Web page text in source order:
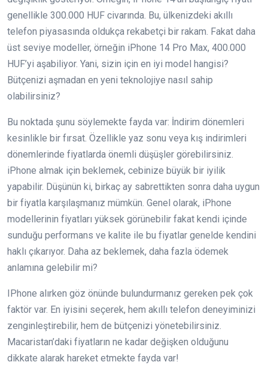
genellikle 300.000 HUF civarında. Bu, ülkenizdeki akıllı
telefon piyasasında oldukça rekabetçi bir rakam. Fakat daha
üst seviye modeller, örneğin iPhone 14 Pro Max, 400.000
HUF’yi aşabiliyor. Yani, sizin için en iyi model hangisi?
Bütçenizi aşmadan en yeni teknolojiye nasıl sahip
olabilirsiniz?
Bu noktada şunu söylemekte fayda var: İndirim dönemleri
kesinlikle bir fırsat. Özellikle yaz sonu veya kış indirimleri
dönemlerinde fiyatlarda önemli düşüşler görebilirsiniz.
iPhone almak için beklemek, cebinize büyük bir iyilik
yapabilir. Düşünün ki, birkaç ay sabrettikten sonra daha uygun
bir fiyatla karşılaşmanız mümkün. Genel olarak, iPhone
modellerinin fiyatları yüksek görünebilir fakat kendi içinde
sunduğu performans ve kalite ile bu fiyatlar genelde kendini
haklı çıkarıyor. Daha az beklemek, daha fazla ödemek
anlamına gelebilir mi?
IPhone alırken göz önünde bulundurmanız gereken pek çok
faktör var. En iyisini seçerek, hem akıllı telefon deneyiminizi
zenginleştirebilir, hem de bütçenizi yönetebilirsiniz.
Macaristan’daki fiyatların ne kadar değişken olduğunu
dikkate alarak hareket etmekte fayda var!